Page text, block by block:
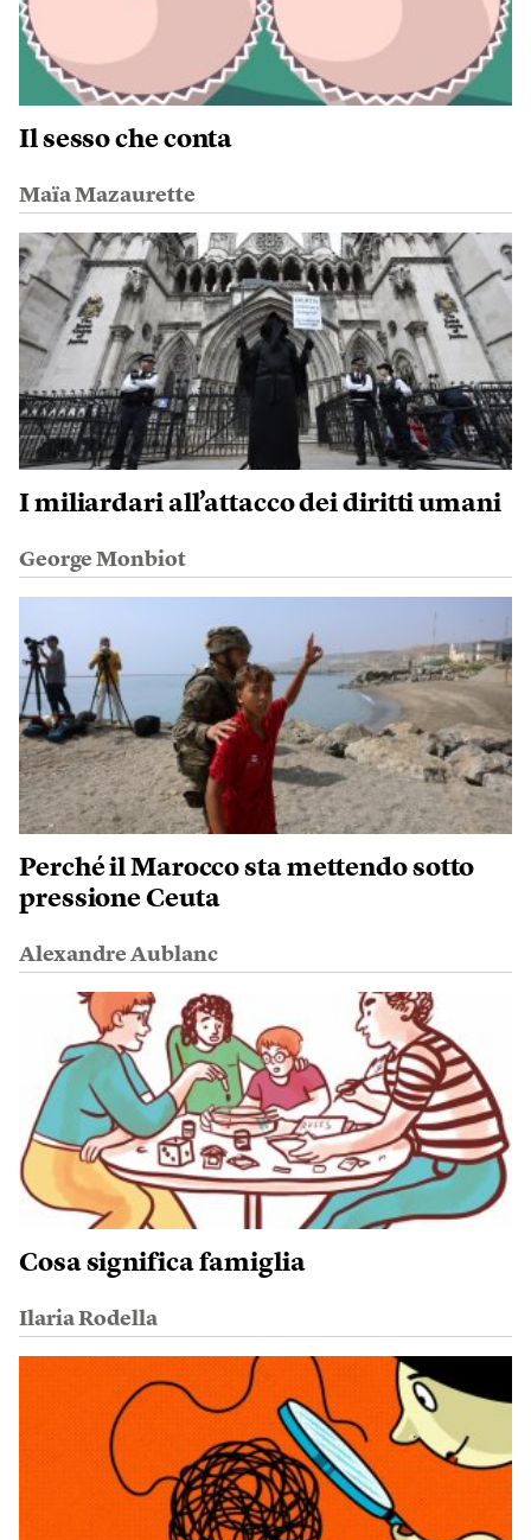
Il sesso che conta
Maïa Mazaurette
I miliardari all’attacco dei diritti umani
George Monbiot
Perché il Marocco sta mettendo sotto
pressione Ceuta
Alexandre Aublanc
Cosa significa famiglia
Ilaria Rodella